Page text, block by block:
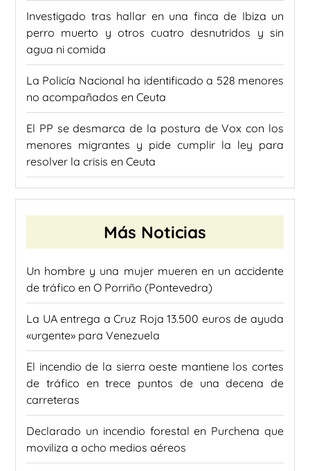
Investigado tras hallar en una finca de Ibiza un
perro muerto y otros cuatro desnutridos y sin
agua ni comida
La Policía Nacional ha identificado a 528 menores
no acompañados en Ceuta
El PP se desmarca de la postura de Vox con los
menores migrantes y pide cumplir la ley para
resolver la crisis en Ceuta
Más Noticias
Un hombre y una mujer mueren en un accidente
de tráfico en O Porriño (Pontevedra)
La UA entrega a Cruz Roja 13.500 euros de ayuda
«urgente» para Venezuela
El incendio de la sierra oeste mantiene los cortes
de tráfico en trece puntos de una decena de
carreteras
Declarado un incendio forestal en Purchena que
moviliza a ocho medios aéreos